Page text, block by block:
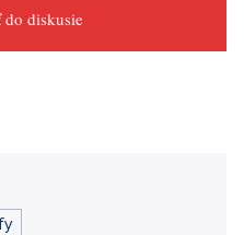
diskusie